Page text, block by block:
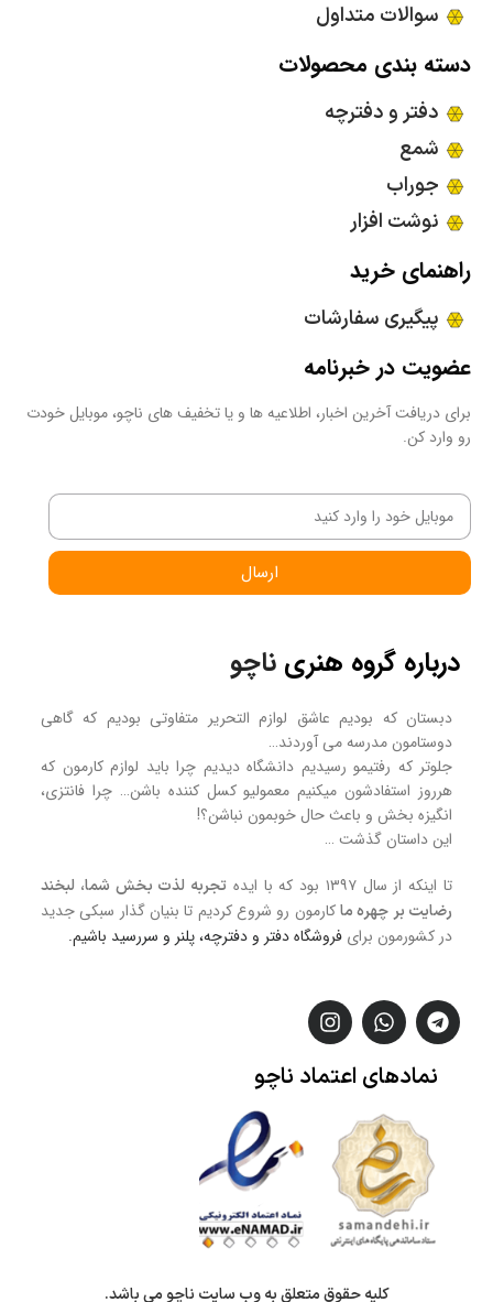
سوالات متداول
دسته بندی محصولات
دفتر و دفترچه
شمع
جوراب
نوشت افزار
راهنمای خرید
پیگیری سفارشات
عضویت در خبرنامه
برای دریافت آخرین اخبار، اطلاعیه ها و یا تخفیف های ناچو، موبایل خودت
رو وارد کن.
ارسال
درباره گروه هنری ناچو
دبستان که بودیم عاشق لوازم التحریر متفاوتی بودیم که گاهی
دوستامون مدرسه می آوردند…
جلوتر که رفتیمو رسیدیم دانشگاه دیدیم چرا باید لوازم کارمون که
هرروز استفادشون میکنیم معمولیو کسل کننده باشن… چرا فانتزی،
انگیزه بخش و باعث حال خوبمون نباشن؟!
این داستان گذشت …
تا اینکه از سال ۱۳۹۷ بود که با ایده
تجربه لذت بخش شما، لبخند
رضایت بر چهره ماکارمون رو شروع کردیم تا بنیان گذار سبکی جدید
در کشورمون برای فروشگاهدفتر و دفترچه، پلنر و سررسید باشیم.
نمادهای اعتماد ناچو
کلیه حقوق متعلق به وب سایت ناچو می باشد.